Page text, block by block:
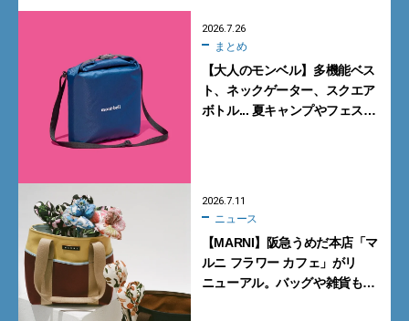
2026.7.26
まとめ
【大人のモンベル】多機能ベス
ト、ネックゲーター、スクエア
ボトル... 夏キャンプやフェスに
2026.7.11
ニュース
【MARNI】阪急うめだ本店「マ
ルニ フラワー カフェ」がリ
ニューアル。バッグや雑貨も揃